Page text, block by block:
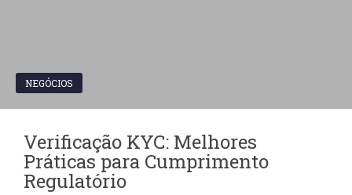
NEGÓCIOS
Verificação KYC: Melhores
Práticas para Cumprimento
Regulatório